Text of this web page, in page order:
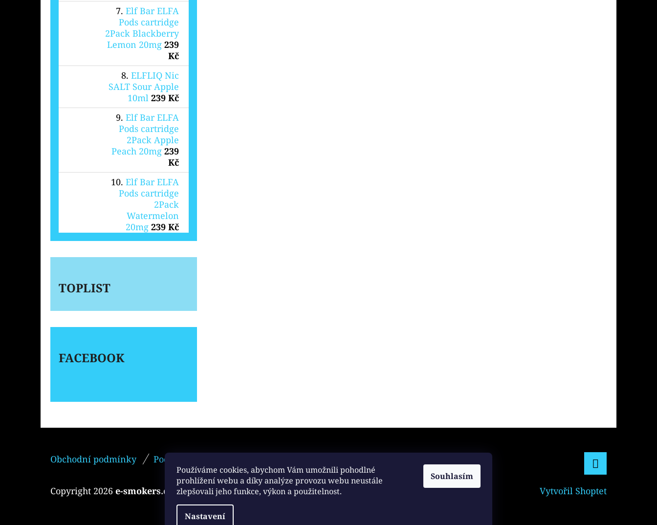
Používáme cookies, abychom Vám umožnili pohodlné
prohlížení webu a díky analýze provozu webu neustále
zlepšovali jeho funkce, výkon a použitelnost.
Nastavení
Souhlasím
Elf Bar ELFA
Pods cartridge
2Pack Blackberry
Lemon 20mg 239
Kč
ELFLIQ Nic
SALT Sour Apple
10ml 239 Kč
Elf Bar ELFA
Pods cartridge
2Pack Apple
Peach 20mg 239
Kč
Elf Bar ELFA
Pods cartridge
2Pack
Watermelon
20mg 239 Kč
TOPLIST
FACEBOOK
Obchodní podmínky
Podmínky ochrany osobních údajů
Vytvořil Shoptet
Copyright 2026 e-smokers.cz . Všechna práva vyhrazena.